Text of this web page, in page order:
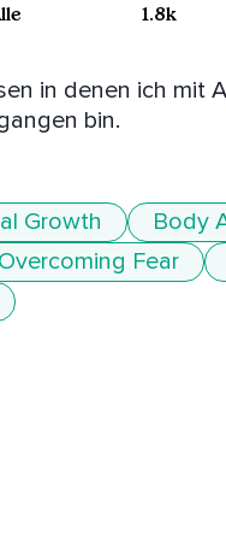
1.8k
in denen ich mit
bin.
Growth Body
Overcoming Fear